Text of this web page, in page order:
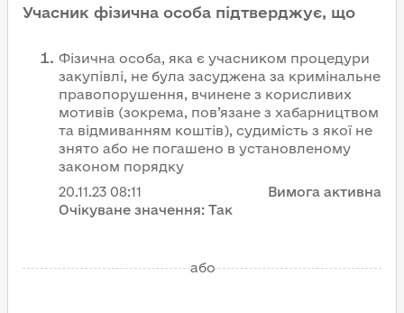
Учасник фізична особа підтверджує, що
Фізична особа, яка є учасником процедури
закупівлі, не була засуджена за кримінальне
правопорушення, вчинене з корисливих
мотивів (зокрема, пов’язане з хабарництвом
та відмиванням коштів), судимість з якої не
знято або не погашено в установленому
законом порядку
20.11.23 08:11
Вимога активна
Очікуване значення: Так
або